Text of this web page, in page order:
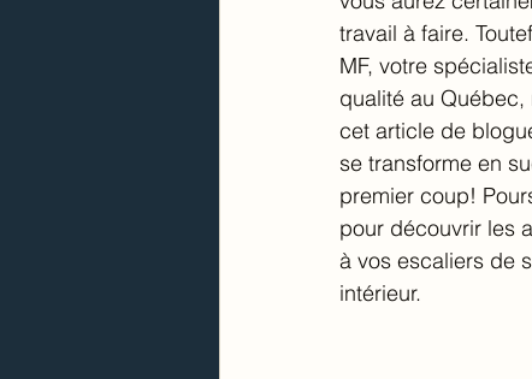
travail à faire.
MF, votre
qualité au
cet article de
se transforme en
premier coup!
pour découvrir les
à vos escaliers de
intérieur.